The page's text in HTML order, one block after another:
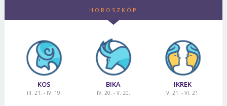
HOROSZKÓP
KOS
III. 21. - IV. 19.
BIKA
IV. 20. - V. 20.
IKREK
V. 21. - VI. 21.